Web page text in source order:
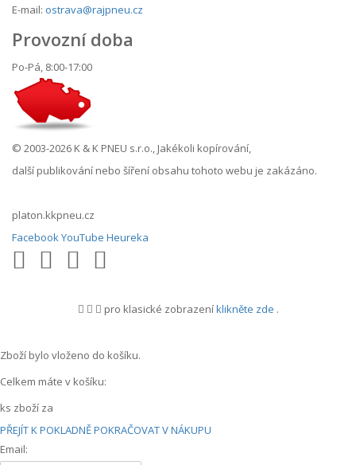
E-mail: ostrava@rajpneu.cz
Provozní doba
Po-Pá, 8:00-17:00
© 2003-2026 K & K PNEU s.r.o., Jakékoli kopírování,
další publikování nebo šíření obsahu tohoto webu je zakázáno.
platon.kkpneu.cz
FacebookYouTube Heureka
pro klasické zobrazeníklikněte zde .
Zboží bylo vloženo do košíku.
Celkem máte v košíku:
ks zboží za
PŘEJÍT K POKLADNĚPOKRAČOVAT V NÁKUPU
Email: